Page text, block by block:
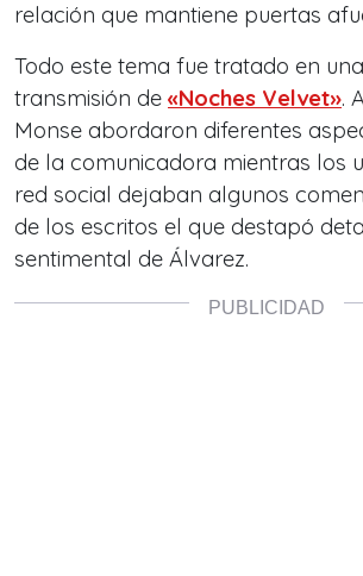
relación que mantiene puertas
Todo este tema fue tratado en
transmisión de «Noches Velvet».
Monse abordaron diferentes
de la comunicadora mientras los
red social dejaban algunos
de los escritos el que destapó
sentimental de Álvarez.